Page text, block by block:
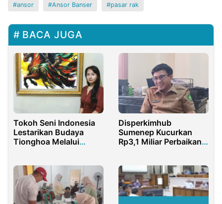
ansor Ansor Banser pasar rak
BACA JUGA
Tokoh Seni Indonesia
Lestarikan Budaya
Tionghoa Melalui
Disperkimhub
Sumenep Kucurkan
Rp3,1 Miliar Perbaikan